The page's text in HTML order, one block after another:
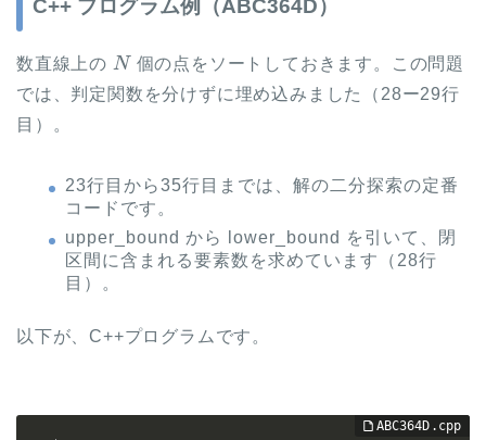
C++ プログラム例（ABC364D）
数直線上の
N
個の点をソートしておきます。この問題
では、判定関数を分けずに埋め込みました（28ー29行
目）。
23行目から35行目までは、解の二分探索の定番
コードです。
upper_bound から lower_bound を引いて、閉
区間に含まれる要素数を求めています（28行
目）。
以下が、C++プログラムです。